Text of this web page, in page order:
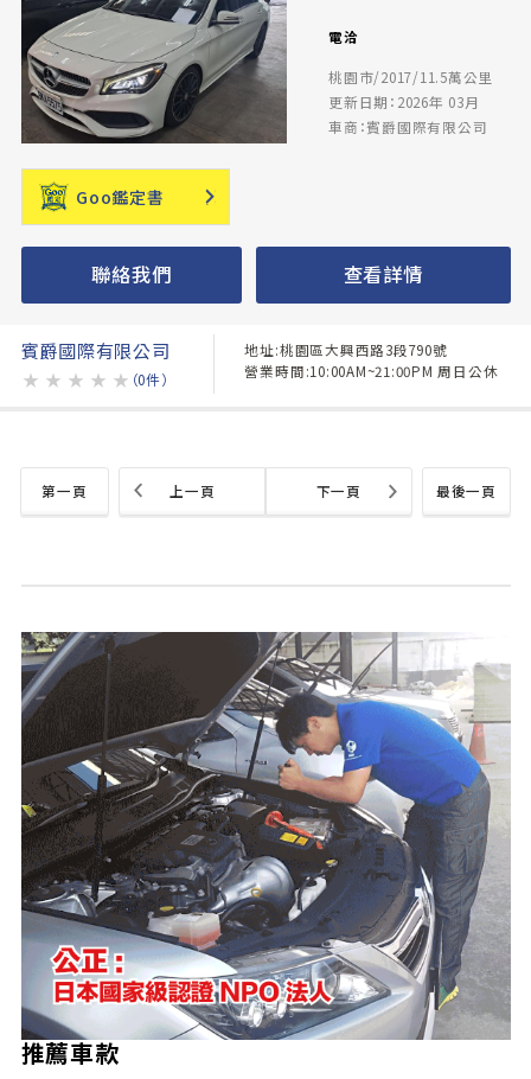
電洽
桃園市/2017/11.5萬公里
更新日期：2026年 03月
車商：賓爵國際有限公司
Goo鑑定書
聯絡我們 查看詳情
賓爵國際有限公司
★ ★ ★ ★ ★ （0件）
地址:桃園區大興西路3段790號
營業時間:10:00AM~21:00PM 周日公休
第一頁 最後一頁
上一頁 下一頁
推薦車款